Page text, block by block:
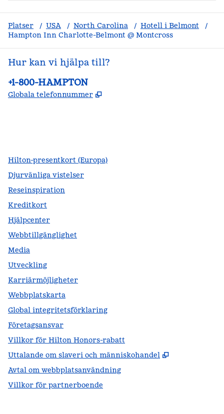
Platser / USA / North Carolina / Hotell i Belmont
/
Hampton Inn Charlotte-Belmont @ Montcross
Hur kan vi hjälpa till?
Telefon:
+1-800-HAMPTON
Globala telefonnummer ,
Hilton-presentkort (Europa)
Djurvänliga vistelser
Reseinspiration
Kreditkort
Hjälpcenter
Webbtillgänglighet
Media
Utveckling
Karriärmöjligheter
Webbplatskarta
Global integritetsförklaring
Företagsansvar
Villkor för Hilton Honors-rabatt
Uttalande om slaveri och människohandel
,
Avtal om webbplatsanvändning
Villkor för partnerboende